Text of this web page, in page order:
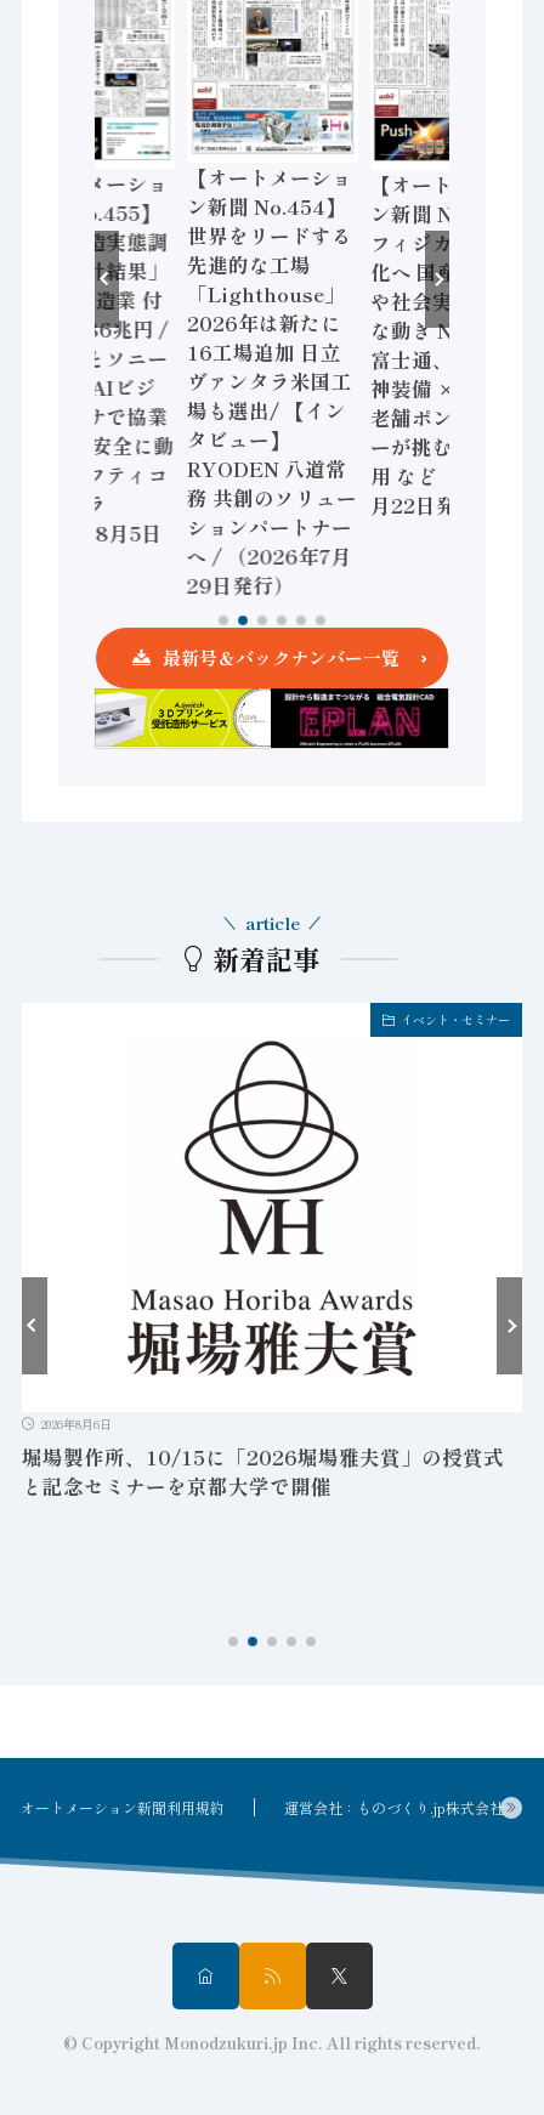
【オートメーショ
ン新聞 No.455】
「経済構造実態調
査二次集計結果」
2024年製造業 付
加価値額86兆円 /
三菱電機とソニー
セミコン AIビジ
ョンセンサで協業
/ IDEC、安全に動
かすセーフティコ
ントローラ
（2026年8月5日
【オートメーショ
ン新聞 No.454】
世界をリードする
先進的な工場
「Lighthouse」
2026年は新たに
16工場追加 日立
ヴァンタラ米国工
場も選出/ 【イン
タビュー】
RYODEN 八道常
務 共創のソリュー
ションパートナー
へ / （2026年7月
29日発行）
【オートメーショ
ン新聞 No.453】
フィジカルAI本格
化へ 国産AI開発
や社会実装に活発
な動き Noetra、
富士通、日立 / 兵
神装備 × HMS、
老舗ポンプメーカ
ーが挑むデータ活
用 など（2026年7
月22日発行）
最新号＆バックナンバー一覧
新着記事
article
イベント・セミナー
2026年8月6日
堀場製作所、10/15に「2026堀場雅夫賞」の授賞式
と記念セミナーを京都大学で開催
オートメーション新聞利用規約 運営会社：ものづくり.jp株式会社
© Copyright Monodzukuri.jp Inc. All rights reserved.